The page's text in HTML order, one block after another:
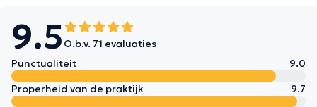
9.5 O.b.v. 71 evaluaties
Punctualiteit
9.0
Properheid van de praktijk
9.7